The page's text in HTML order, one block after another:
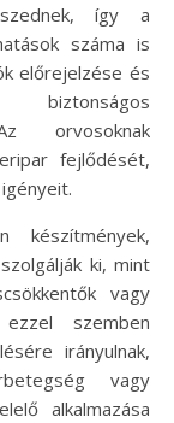
így a
száma is
előrejelzése és
orvosoknak
fejlődését,
készítmények,
ki, mint
vagy
szemben
irányulnak,
vagy
alkalmazása